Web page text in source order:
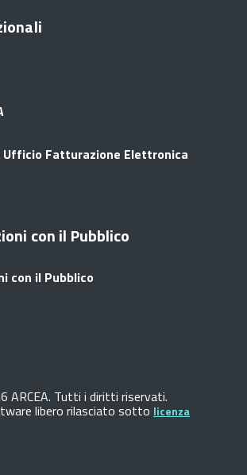
Ufficio Fatturazione Elettronica
con il Pubblico
con il Pubblico
ARCEA. Tutti i diritti riservati.
libero rilasciato sotto licenza